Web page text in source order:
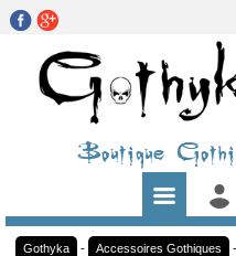
Boutique
Gothyka - Accessoires Gothiques -